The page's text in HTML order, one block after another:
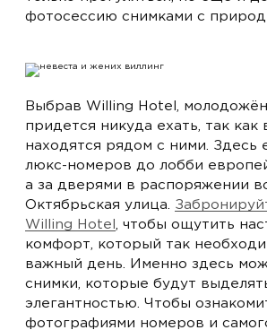
фотосессию снимками с
Выбрав Willing Hotel,
придется никуда ехать, так как
находятся рядом с ними. Здесь
люкс-номеров до лобби
а за дверями в распоряжении
Октябрьская улица.
Willing Hotel
, чтобы ощутить
комфорт, который так
важный день. Именно здесь
снимки, которые будут
элегантностью. Чтобы
фотографиями номеров и